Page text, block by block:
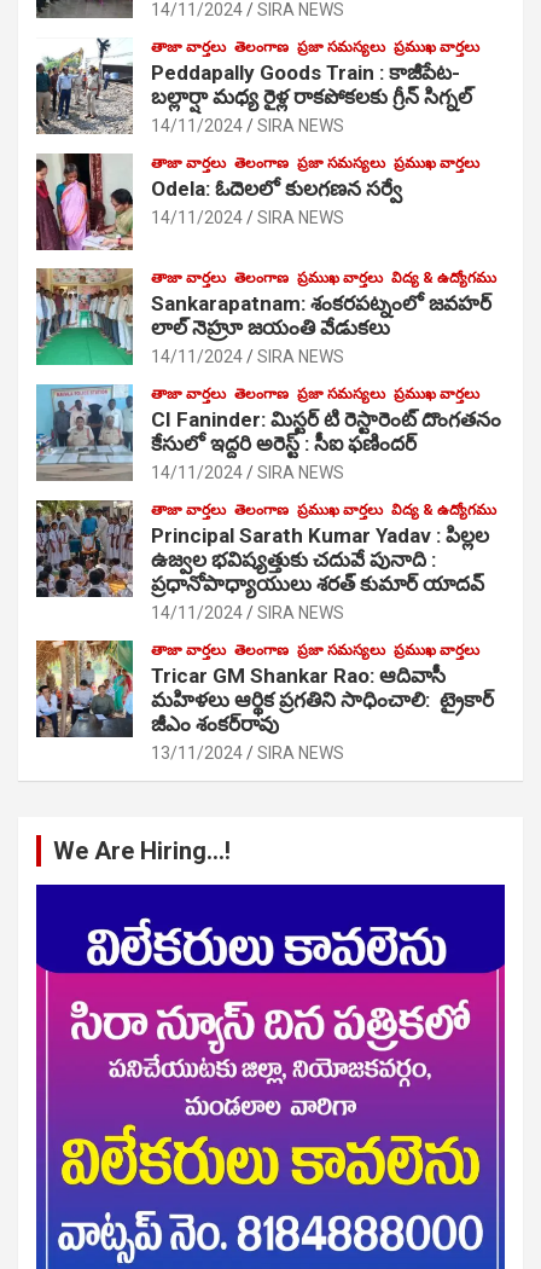
14/11/2024 SIRA NEWS
తాజా వార్తలు తెలంగాణ ప్రజా సమస్యలు ప్రముఖ వార్తలు
Peddapally Goods Train : కాజీపేట-
బల్లార్షా మధ్య రైళ్ల రాకపోకలకు గ్రీన్ సిగ్నల్
14/11/2024 SIRA NEWS
తాజా వార్తలు తెలంగాణ ప్రజా సమస్యలు ప్రముఖ వార్తలు
Odela: ఓదెలలో కులగణన సర్వే
14/11/2024 SIRA NEWS
తాజా వార్తలు తెలంగాణ ప్రముఖ వార్తలు విద్య & ఉద్యోగము
Sankarapatnam: శంకరపట్నంలో జవహర్
లాల్ నెహ్రూ జయంతి వేడుకలు
14/11/2024 SIRA NEWS
తాజా వార్తలు తెలంగాణ ప్రజా సమస్యలు ప్రముఖ వార్తలు
CI Faninder: మిస్టర్ టి రెస్టారెంట్ దొంగతనం
కేసులో ఇద్దరి అరెస్ట్ : సీఐ ఫణిందర్
14/11/2024 SIRA NEWS
తాజా వార్తలు తెలంగాణ ప్రముఖ వార్తలు విద్య & ఉద్యోగము
Principal Sarath Kumar Yadav : పిల్లల
ఉజ్వల భవిష్యత్తుకు చదువే పునాది :
ప్రధానోపాధ్యాయులు శరత్ కుమార్ యాదవ్
14/11/2024 SIRA NEWS
తాజా వార్తలు తెలంగాణ ప్రజా సమస్యలు ప్రముఖ వార్తలు
Tricar GM Shankar Rao: ఆదివాసీ
మహిళలు ఆర్థిక ప్రగతిని సాధించాలి: ట్రైకార్
జీఎం శంకర్‌రావు
13/11/2024 SIRA NEWS
We Are Hiring…!